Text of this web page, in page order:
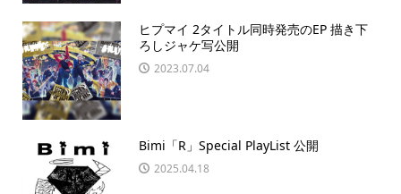
ヒプマイ 2タイトル同時発売のEP 描き下
ろしジャケ写公開
2023.07.04
Bimi「R」Special PlayList 公開
2025.04.18